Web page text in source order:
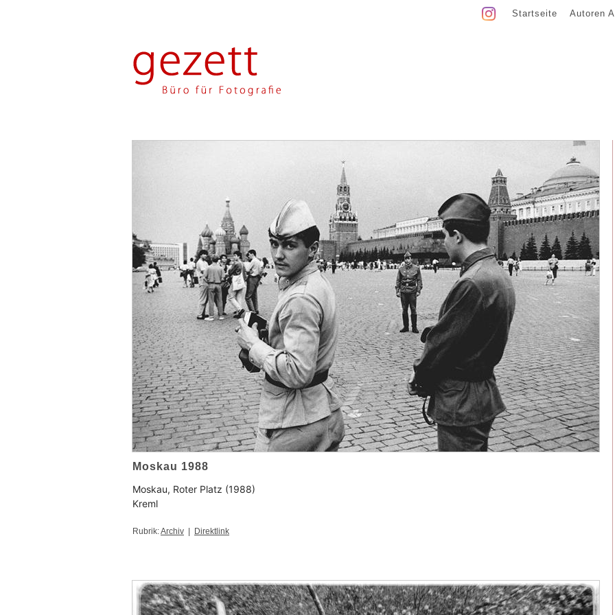
Startseite Autoren
Moskau 1988
Moskau, Roter Platz (1988)
Kreml
Rubrik:Archiv Direktlink